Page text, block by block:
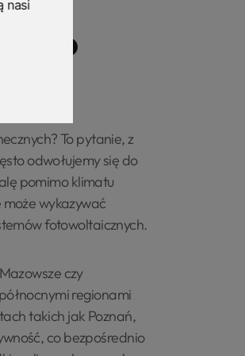
nasi
To pytanie, z
odwołujemy się do
pomimo klimatu
wykazywać
fotowoltaicznych.
czy
regionami
takich jak Poznań,
co bezpośrednio